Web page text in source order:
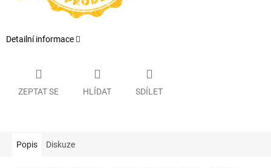
Detailní informace
ZEPTAT SE HLÍDAT SDÍLET
Popis Diskuze